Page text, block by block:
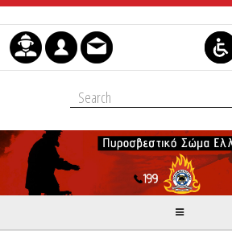
Μετάβαση στο περιεχόμενο